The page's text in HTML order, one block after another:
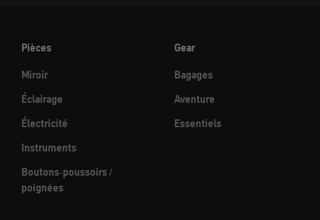
Pièces
Miroir
Éclairage
Électricité
Instruments
Boutons-poussoirs /
poignées
Gear
Bagages
Aventure
Essentiels